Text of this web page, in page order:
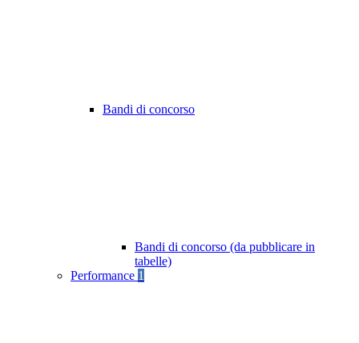
Bandi di concorso
Bandi di concorso (da pubblicare in
tabelle)
Performance 1